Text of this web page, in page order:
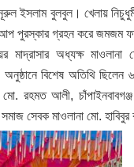
ইসলাম বুলবুল। খেলায়
আপ পুরস্কার গ্রহন করে জমজম
মাদ্রাসার অধ্যক্ষ
বিশেষ অতিথি ছিলেন
মো. রহমত আলী,
সেবক মাওলানা মো. হাবিবুর